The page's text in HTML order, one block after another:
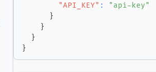
"API_KEY" :
"api-key"
}
}
}
}